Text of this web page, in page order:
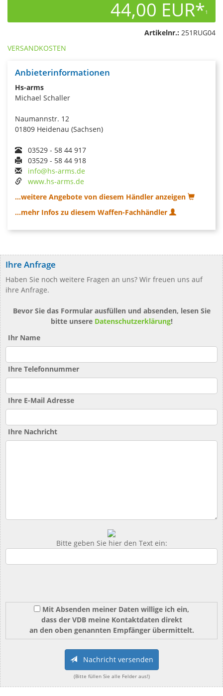
44,00 EUR*1
Artikelnr.: 251RUG04
VERSANDKOSTEN
Anbieterinformationen
Hs-arms
Michael Schaller
Naumannstr. 12
01809 Heidenau (Sachsen)
03529 - 58 44 917
03529 - 58 44 918
info@hs-arms.de
www.hs-arms.de
...weitere Angebote von diesem Händler anzeigen
...mehr Infos zu diesem Waffen-Fachhändler
Ihre Anfrage
Haben Sie noch weitere Fragen an uns? Wir freuen uns auf
ihre Anfrage.
Bevor Sie das Formular ausfüllen und absenden, lesen Sie
bitte unsere Datenschutzerklärung!
Ihr Name
Ihre Telefonnummer
Ihre E-Mail Adresse
Ihre Nachricht
Bitte geben Sie hier den Text ein:
Mit Absenden meiner Daten willige ich ein,
dass der VDB meine Kontaktdaten direkt
an den oben genannten Empfänger übermittelt.
Nachricht versenden
(Bitte füllen Sie alle Felder aus!)